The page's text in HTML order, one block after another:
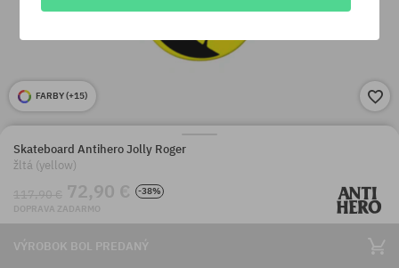
FARBY (+15)
Skateboard Antihero Jolly Roger
žltá (yellow)
117,90 € 72,90 €
-38%
DOPRAVA ZADARMO
VÝROBOK BOL PREDANÝ